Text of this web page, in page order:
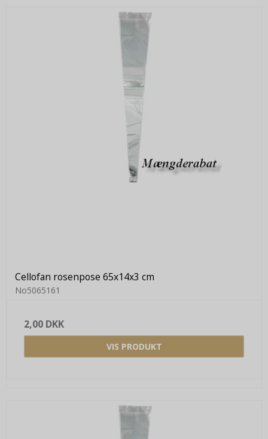
Cellofan rosenpose 65x14x3 cm
No5065161
2,00 DKK
VIS PRODUKT